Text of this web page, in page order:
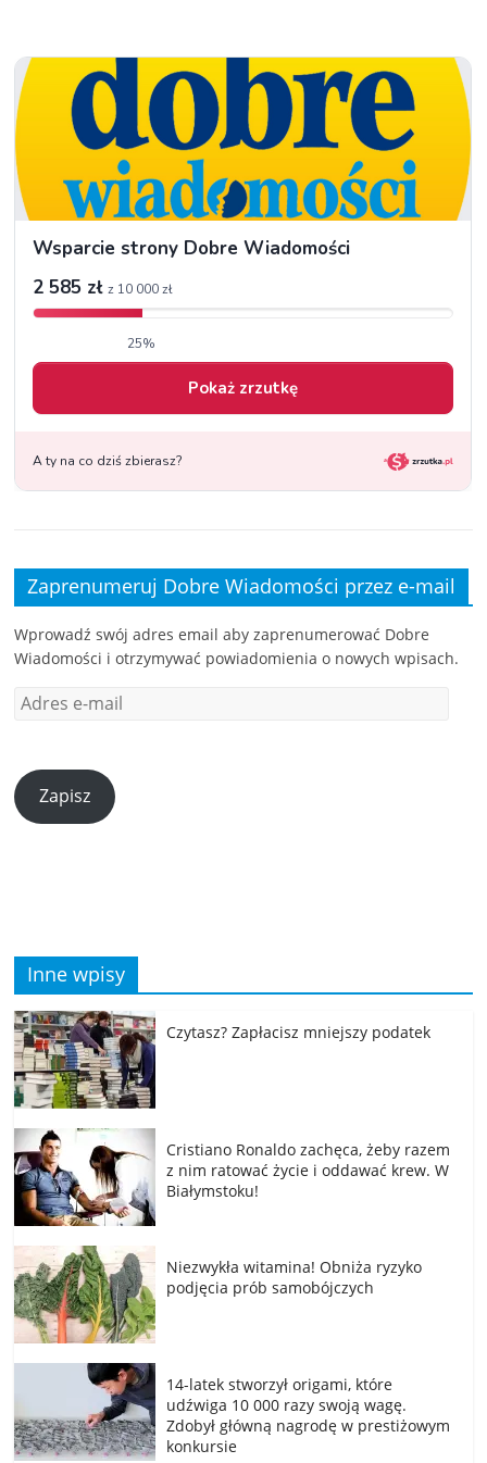
Zaprenumeruj Dobre Wiadomości przez e-mail
Wprowadź swój adres email aby zaprenumerować Dobre
Wiadomości i otrzymywać powiadomienia o nowych wpisach.
Zapisz
Inne wpisy
Czytasz? Zapłacisz mniejszy podatek
Cristiano Ronaldo zachęca, żeby razem
z nim ratować życie i oddawać krew. W
Białymstoku!
Niezwykła witamina! Obniża ryzyko
podjęcia prób samobójczych
14-latek stworzył origami, które
udźwiga 10 000 razy swoją wagę.
Zdobył główną nagrodę w prestiżowym
konkursie